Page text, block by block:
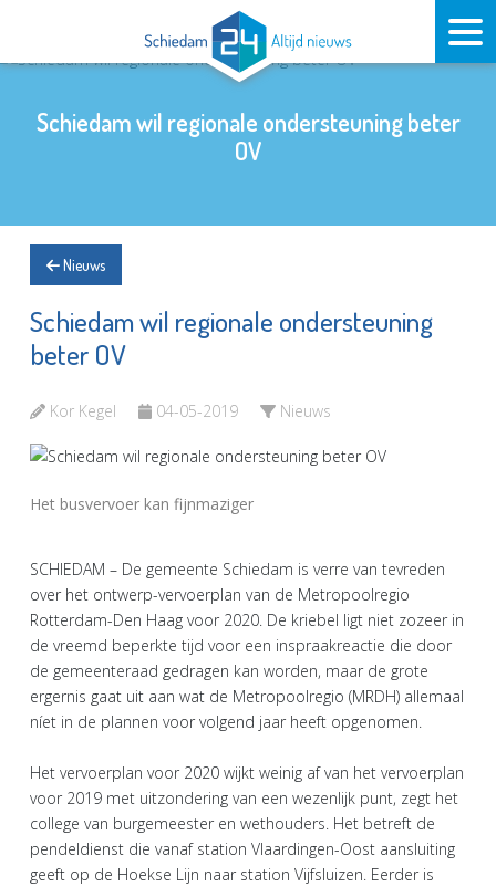
Schiedam wil regionale ondersteuning beter
OV
Nieuws
Schiedam wil regionale ondersteuning
beter OV
Kor Kegel 04-05-2019 Nieuws
Het busvervoer kan fijnmaziger
SCHIEDAM – De gemeente Schiedam is verre van tevreden
over het ontwerp-vervoerplan van de Metropoolregio
Rotterdam-Den Haag voor 2020. De kriebel ligt niet zozeer in
de vreemd beperkte tijd voor een inspraakreactie die door
de gemeenteraad gedragen kan worden, maar de grote
ergernis gaat uit aan wat de Metropoolregio (MRDH) allemaal
níet in de plannen voor volgend jaar heeft opgenomen.
Het vervoerplan voor 2020 wijkt weinig af van het vervoerplan
voor 2019 met uitzondering van een wezenlijk punt, zegt het
college van burgemeester en wethouders. Het betreft de
pendeldienst die vanaf station Vlaardingen-Oost aansluiting
geeft op de Hoekse Lijn naar station Vijfsluizen. Eerder is